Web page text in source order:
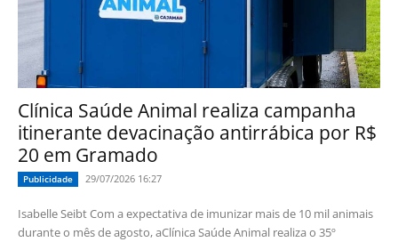
Clínica Saúde Animal realiza campanha
itinerante devacinação antirrábica por R$
20 em Gramado
Publicidade 29/07/2026 16:27
Isabelle Seibt Com a expectativa de imunizar mais de 10 mil animais
durante o mês de agosto, aClínica Saúde Animal realiza o 35º